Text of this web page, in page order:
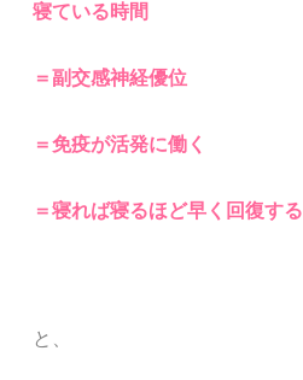
寝ている時間
＝副交感神経優位
＝免疫が活発に働く
＝寝れば寝るほど早く回復する
と、